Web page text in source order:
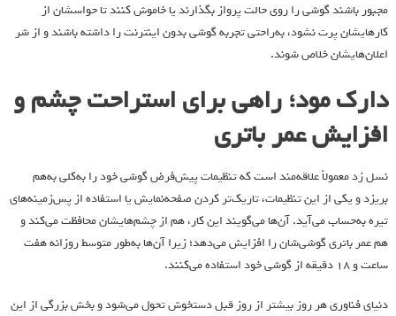
مجبور باشند گوشی را روی حالت پرواز بگذارند یا خاموش کنند تا حواسشان از
کارهایشان پرت نشود، به‌راحتی تجربه گوشی بدون اینترنت را داشته باشند و از شر
اعلان‌هایشان خلاص شوند.
دارک مود؛ راهی برای استراحت چشم و
افزایش عمر باتری
نسل زد معمولاً علاقه‌مند است که تنظیمات پیش‌فرض گوشی خود را به‌کلی به‌هم
بریزد و یکی از این تنظیمات، تاریک‌تر کردن صفحه‌نمایش یا استفاده از پس‌زمینه‌های
تیره به‌حساب می‌آید. آن‌ها می‌گویند این کار، هم از چشم‌هایشان محافظت می‌کند و
هم عمر باتری گوشی‌شان را افزایش می‌دهد؛ زیرا آن‌ها به‌طور متوسط روزانه هفت
ساعت و ۱۸ دقیقه از گوشی خود استفاده می‌کنند.
دنیای فناوری هر روز بیشتر از روز قبل دستخوش تحول می‌شود و بخش بزرگی از این